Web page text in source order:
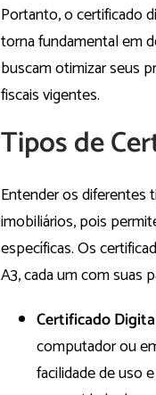
Portanto, o certificado
torna fundamental em
buscam otimizar seus
fiscais vigentes​​.
Tipos de
Entender os diferentes
imobiliários, pois
específicas. Os
A3, cada um com suas
Certificado
computador ou
facilidade de uso